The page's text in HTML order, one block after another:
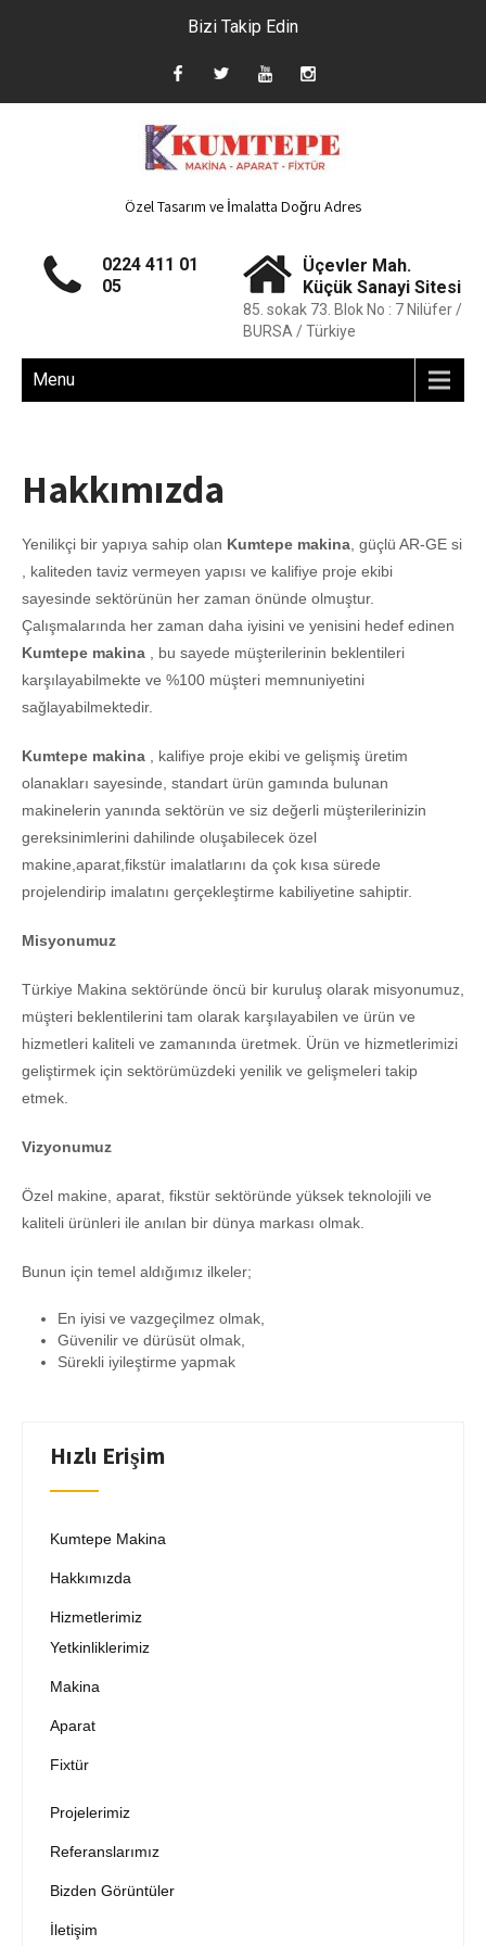
Bizi Takip Edin
Özel Tasarım ve İmalatta Doğru Adres
0224 411 01
05
Üçevler Mah.
Küçük Sanayi Sitesi
85. sokak 73. Blok No : 7 Nilüfer /
BURSA / Türkiye
Menu
Hakkımızda
Yenilikçi bir yapıya sahip olan Kumtepe makina , güçlü AR-GE si
, kaliteden taviz vermeyen yapısı ve kalifiye proje ekibi
sayesinde sektörünün her zaman önünde olmuştur.
Çalışmalarında her zaman daha iyisini ve yenisini hedef edinen
Kumtepe makina , bu sayede müşterilerinin beklentileri
karşılayabilmekte ve %100 müşteri memnuniyetini
sağlayabilmektedir.
Kumtepe makina , kalifiye proje ekibi ve gelişmiş üretim
olanakları sayesinde, standart ürün gamında bulunan
makinelerin yanında sektörün ve siz değerli müşterilerinizin
gereksinimlerini dahilinde oluşabilecek özel
makine,aparat,fikstür imalatlarını da çok kısa sürede
projelendirip imalatını gerçekleştirme kabiliyetine sahiptir.
Misyonumuz
Türkiye Makina sektöründe öncü bir kuruluş olarak misyonumuz,
müşteri beklentilerini tam olarak karşılayabilen ve ürün ve
hizmetleri kaliteli ve zamanında üretmek. Ürün ve hizmetlerimizi
geliştirmek için sektörümüzdeki yenilik ve gelişmeleri takip
etmek.
Vizyonumuz
Özel makine, aparat, fikstür sektöründe yüksek teknolojili ve
kaliteli ürünleri ile anılan bir dünya markası olmak.
Bunun için temel aldığımız ilkeler;
En iyisi ve vazgeçilmez olmak,
Güvenilir ve dürüsüt olmak,
Sürekli iyileştirme yapmak
Hızlı Erişim
Kumtepe Makina
Hakkımızda
Hizmetlerimiz
Yetkinliklerimiz
Makina
Aparat
Fixtür
Projelerimiz
Referanslarımız
Bizden Görüntüler
İletişim